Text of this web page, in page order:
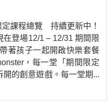
定課程總覽 持續更新中！
登場12/1 – 12/31 期間限
著孩子一起開啟快樂套餐
，每一堂「期間限定
的創意遊戲。每一堂期...